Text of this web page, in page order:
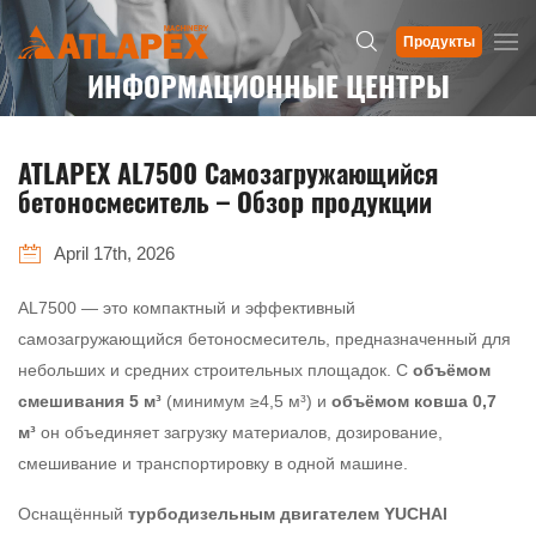
Продукты
ИНФОРМАЦИОННЫЕ ЦЕНТРЫ
ATLAPEX AL7500 Самозагружающийся
бетоносмеситель – Обзор продукции
April 17th, 2026
AL7500 — это компактный и эффективный
самозагружающийся бетоносмеситель, предназначенный для
небольших и средних строительных площадок. С объёмом
смешивания 5 м³ (минимум ≥4,5 м³) и объёмом ковша 0,7
м³ он объединяет загрузку материалов, дозирование,
смешивание и транспортировку в одной машине.
Оснащённый турбодизельным двигателем YUCHAI